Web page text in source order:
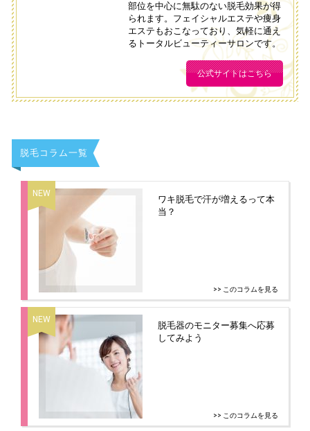
部位を中心に無駄のない脱毛効果が得
られます。フェイシャルエステや痩身
エステもおこなっており、気軽に通え
るトータルビューティーサロンです。
公式サイトはこちら
脱毛コラム一覧
ワキ脱毛で汗が増えるって本
当？
>> このコラムを見る
脱毛器のモニター募集へ応募
してみよう
>> このコラムを見る